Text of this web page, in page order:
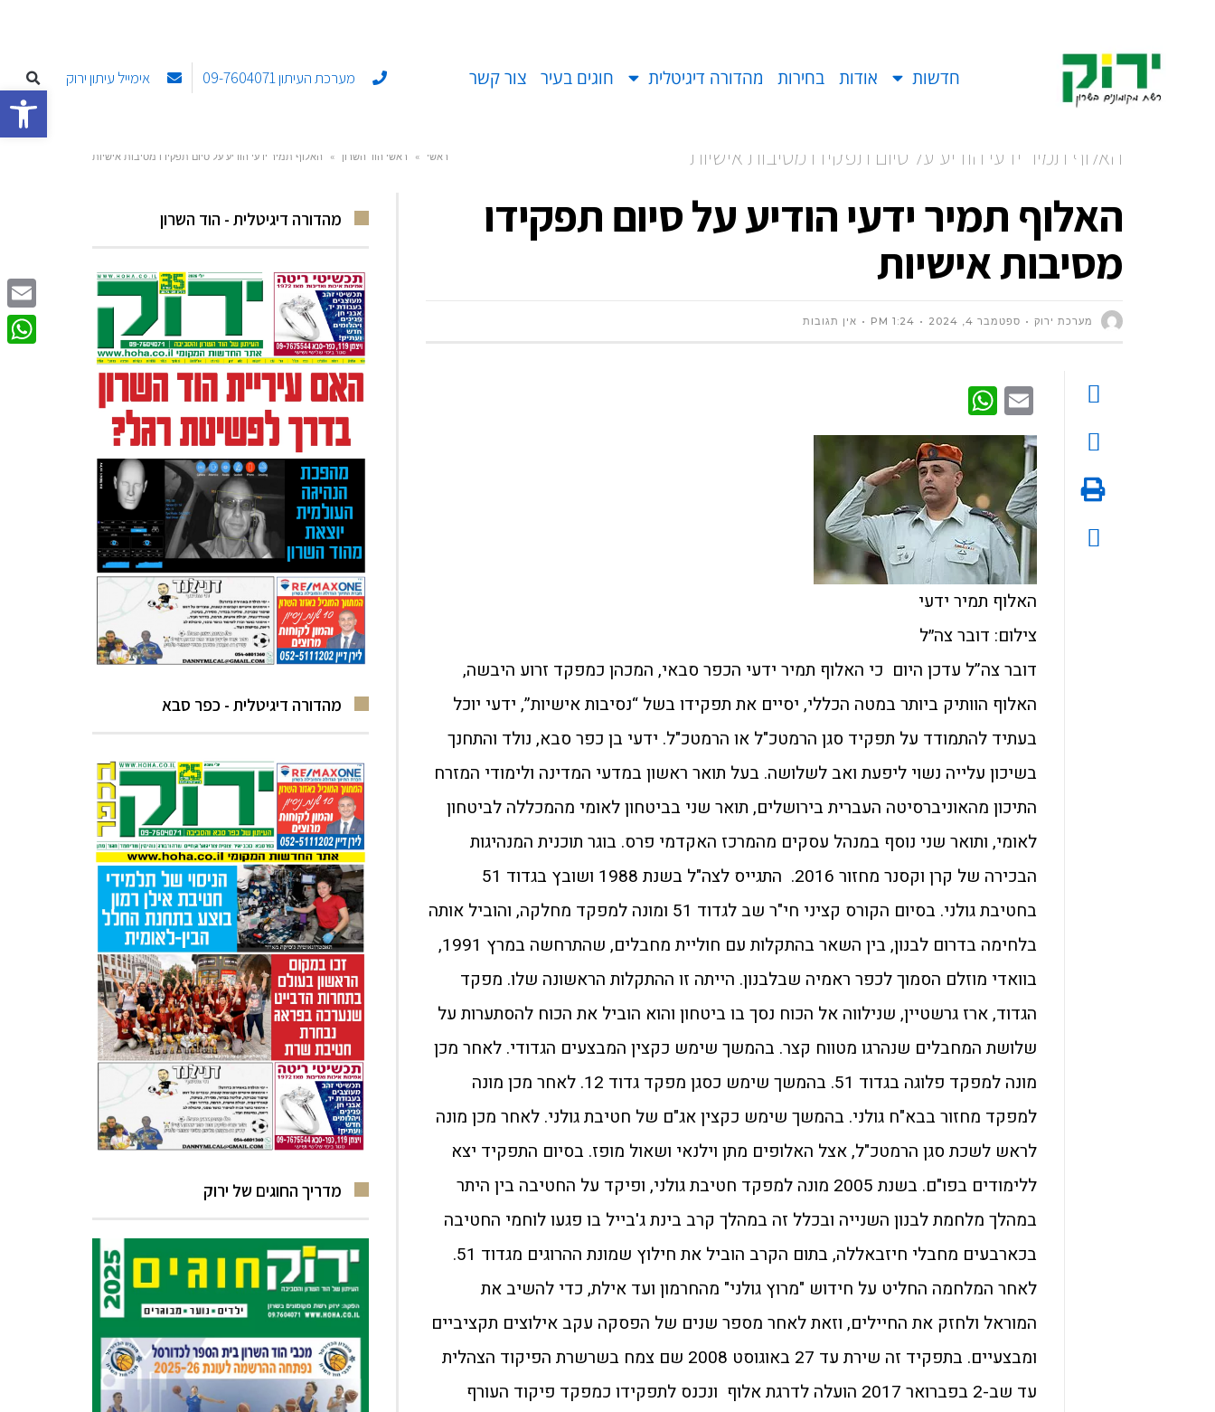
פתח חדשות אודות בחירות מהדורה דיגיטלית חוגים בעיר צור קשר מערכת העיתון 09-7604071 אימייל עיתון ירוק
האלוף תמיר ידעי הודיע על סיום תפקידו מסיבות אישיות ראשי » ראשי הוד השרון » האלוף תמיר ידעי הודיע על סיום תפקידו מסיבות אישיות
האלוף תמיר ידעי הודיע על סיום תפקידו
מסיבות אישיות
מערכת ירוק ספטמבר 4, 2024 1:24 PM אין תגובות
Email
האלוף תמיר ידעי
צילום: דובר צה״ל
דובר צה”ל עדכן היום כי האלוף תמיר ידעי הכפר סבאי, המכהן כמפקד זרוע היבשה,
האלוף הוותיק ביותר במטה הכללי, יסיים את תפקידו בשל “נסיבות אישיות”, ידעי יוכל
בעתיד להתמודד על תפקיד סגן הרמטכ"ל או הרמטכ"ל. ידעי בן כפר סבא, נולד והתחנך
בשיכון עלייה נשוי ליפעת ואב לשלושה. בעל תואר ראשון במדעי המדינה ולימודי המזרח
התיכון מהאוניברסיטה העברית בירושלים, תואר שני בביטחון לאומי מהמכללה לביטחון
לאומי, ותואר שני נוסף במנהל עסקים מהמרכז האקדמי פרס. בוגר תוכנית המנהיגות
הבכירה של קרן וקסנר מחזור 2016. התגייס לצה"ל בשנת 1988 ושובץ בגדוד 51
בחטיבת גולני. בסיום הקורס קציני חי"ר שב לגדוד 51 ומונה למפקד מחלקה, והוביל אותה
בלחימה בדרום לבנון, בין השאר בהתקלות עם חוליית מחבלים, שהתרחשה במרץ 1991,
בוואדי מוזלם הסמוך לכפר ראמיה שבלבנון. הייתה זו ההתקלות הראשונה שלו. מפקד
הגדוד, ארז גרשטיין, שנילווה אל הכוח נסך בו ביטחון והוא הוביל את הכוח להסתערות על
שלושת המחבלים שנהרגו מטווח קצר. בהמשך שימש כקצין המבצעים הגדודי. לאחר מכן
מונה למפקד פלוגה בגדוד 51. בהמשך שימש כסגן מפקד גדוד 12. לאחר מכן מונה
למפקד מחזור בבא"ח גולני. בהמשך שימש כקצין אג"ם של חטיבת גולני. לאחר מכן מונה
לראש לשכת סגן הרמטכ"ל, אצל האלופים מתן וילנאי ושאול מופז. בסיום התפקיד יצא
ללימודים בפו"ם. בשנת 2005 מונה למפקד חטיבת גולני, ופיקד על החטיבה בין היתר
במהלך מלחמת לבנון השנייה ובכלל זה במהלך קרב בינת ג'בייל בו פגעו לוחמי החטיבה
בכארבעים מחבלי חיזבאללה, בתום הקרב הוביל את חילוץ שמונת ההרוגים מגדוד 51.
לאחר המלחמה החליט על חידוש "מרוץ גולני" מהחרמון ועד אילת, כדי להשיב את
המוראל ולחזק את החיילים, וזאת לאחר מספר שנים של הפסקה עקב אילוצים תקציביים
ומבצעיים. בתפקיד זה שירת עד 27 באוגוסט 2008 שם צמח בשרשרת הפיקוד הצהלית
עד שב-2 בפברואר 2017 הועלה לדרגת אלוף ונכנס לתפקידו כמפקד פיקוד העורף
מהדורה דיגיטלית - הוד השרון
מהדורה דיגיטלית - כפר סבא
מדריך החוגים של ירוק